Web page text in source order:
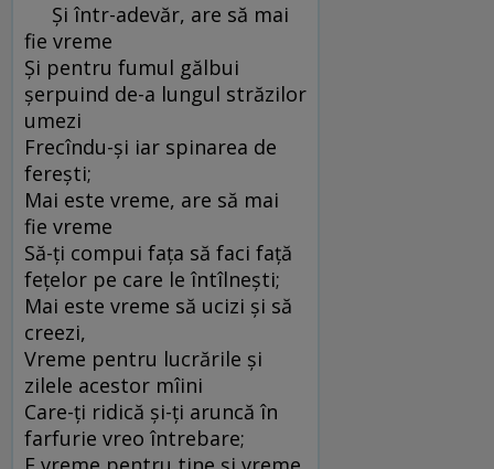
Şi într-adevăr, are să mai
fie vreme
Şi pentru fumul gălbui
şerpuind de-a lungul străzilor
umezi
Frecîndu-şi iar spinarea de
fereşti;
Mai este vreme, are să mai
fie vreme
Să-ţi compui faţa să faci faţă
feţelor pe care le întîlneşti;
Mai este vreme să ucizi şi să
creezi,
Vreme pentru lucrările şi
zilele acestor mîini
Care-ţi ridică şi-ţi aruncă în
farfurie vreo întrebare;